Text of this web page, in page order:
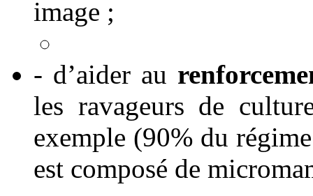
image ;
- d’aider au
les ravageurs de
exemple (90% du
est composé de